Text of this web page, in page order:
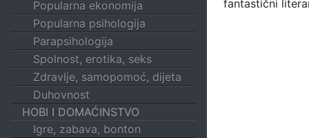
Popularna ekonomija
Popularna psihologija
Parapsihologija
Spolnost, erotika, seks
Zdravlje, samopomoć, dijeta
Duhovnost
HOBI I DOMAĆINSTVO
Igre, zabava, bonton
fantastični